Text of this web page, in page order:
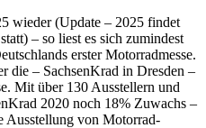
wieder (Update – 2025 findet
– so liest es sich zumindest
erster Motorradmesse.
die – SachsenKrad in Dresden –
Mit über 130 Ausstellern und
2020 noch 18% Zuwachs –
Ausstellung von Motorrad-